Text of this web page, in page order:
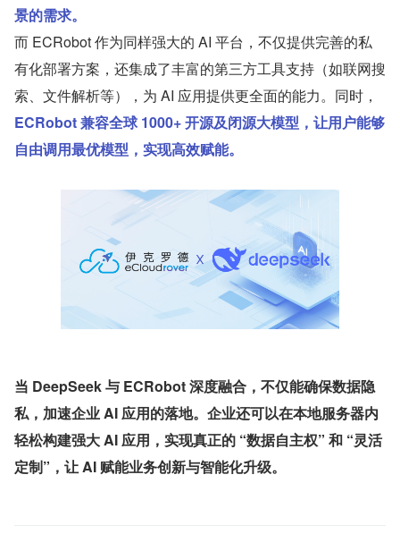
景的需求。
而 ECRobot 作为同样强大的 AI 平台，不仅提供完善的私
有化部署方案，还集成了丰富的第三方工具支持（如联网搜
索、文件解析等），为 AI 应用提供更全面的能力。同时，
ECRobot 兼容全球 1000+ 开源及闭源大模型，让用户能够
自由调用最优模型，实现高效赋能。
当 DeepSeek 与 ECRobot 深度融合，不仅能确保数据隐
私，加速企业 AI 应用的落地。企业还可以在本地服务器内
轻松构建强大 AI 应用，实现真正的 “数据自主权” 和 “灵活
定制”，让 AI 赋能业务创新与智能化升级。